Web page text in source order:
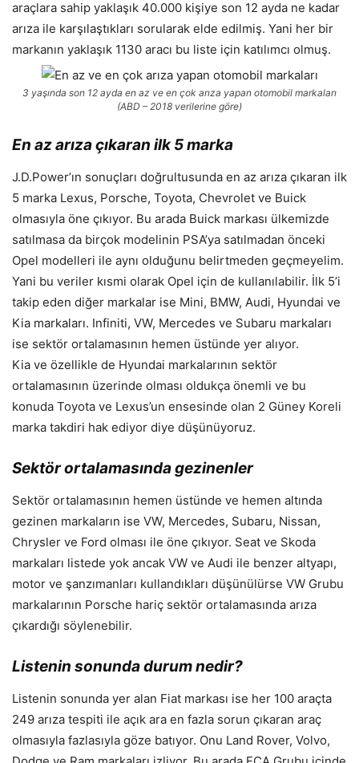
araçlara sahip yaklaşık 40.000 kişiye son 12 ayda ne kadar
arıza ile karşılaştıkları sorularak elde edilmiş. Yani her bir
markanın yaklaşık 1130 aracı bu liste için katılımcı olmuş.
3 yaşında son 12 ayda en az ve en çok arıza yapan otomobil markaları
(ABD – 2018 verilerine göre)
En az arıza çıkaran ilk 5 marka
J.D.Power’ın sonuçları doğrultusunda en az arıza çıkaran ilk
5 marka Lexus, Porsche, Toyota, Chevrolet ve Buick
olmasıyla öne çıkıyor. Bu arada Buick markası ülkemizde
satılmasa da birçok modelinin PSA’ya satılmadan önceki
Opel modelleri ile aynı olduğunu belirtmeden geçmeyelim.
Yani bu veriler kısmi olarak Opel için de kullanılabilir. İlk 5’i
takip eden diğer markalar ise Mini, BMW, Audi, Hyundai ve
Kia markaları. Infiniti, VW, Mercedes ve Subaru markaları
ise sektör ortalamasının hemen üstünde yer alıyor.
Kia ve özellikle de Hyundai markalarının sektör
ortalamasının üzerinde olması oldukça önemli ve bu
konuda Toyota ve Lexus’un ensesinde olan 2 Güney Koreli
marka takdiri hak ediyor diye düşünüyoruz.
Sektör ortalamasında gezinenler
Sektör ortalamasının hemen üstünde ve hemen altında
gezinen markaların ise VW, Mercedes, Subaru, Nissan,
Chrysler ve Ford olması ile öne çıkıyor. Seat ve Skoda
markaları listede yok ancak VW ve Audi ile benzer altyapı,
motor ve şanzımanları kullandıkları düşünülürse VW Grubu
markalarının Porsche hariç sektör ortalamasında arıza
çıkardığı söylenebilir.
Listenin sonunda durum nedir?
Listenin sonunda yer alan Fiat markası ise her 100 araçta
249 arıza tespiti ile açık ara en fazla sorun çıkaran araç
olmasıyla fazlasıyla göze batıyor. Onu Land Rover, Volvo,